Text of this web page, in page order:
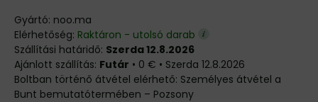
Gyártó: noo.ma
Elérhetőség: Raktáron - utolsó darab
Szállítási határidő: Szerda 12.8.2026
Futár • 0 € • Szerda 12.8.2026
Személyes átvétel a
Bunt bemutatótermében – Pozsony